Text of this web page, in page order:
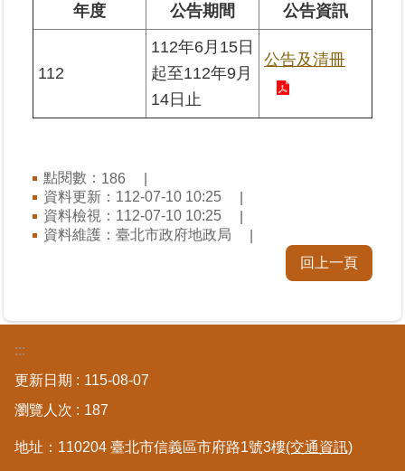
務
區
詢
網
路
業
區
合
年度 公告期間 公告資訊
112
112年6月15日
起至112年9月
14日止
公告及清冊
點閱數： 186
資料更新：112-07-10 10:25
資料檢視：112-07-10 10:25
資料維護：臺北市政府地政局
回上一頁
:::
更新日期
115-08-07
瀏覽人次
187
地址：110204 臺北市信義區市府路1號3樓(交通資訊)